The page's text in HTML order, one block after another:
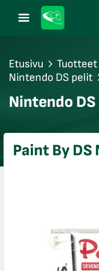
Etusivu Tuotteet
Nintendo DS pelit
Nintendo
Paint By DS
sulje
sulje